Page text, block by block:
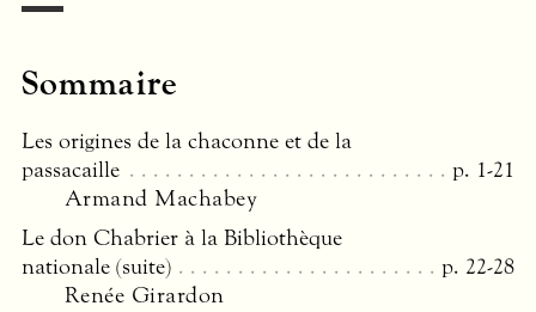
Sommaire
Les origines de la chaconne et de la
passacaille
p. 1-21
Armand Machabey
Le don Chabrier à la Bibliothèque
nationale (suite)
p. 22-28
Renée Girardon